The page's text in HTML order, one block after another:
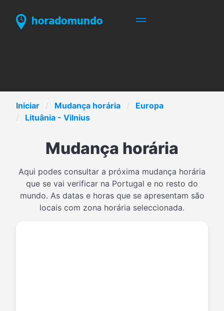
Iniciar Mudança horária
Europa
Lituânia - Vilnius
Mudança horária
Aqui podes consultar a próxima mudança horária
que se vai verificar na Portugal e no resto do
mundo. As datas e horas que se apresentam são
locais com zona horária seleccionada.